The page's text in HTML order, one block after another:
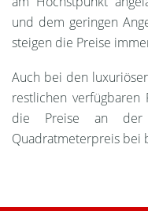
und dem geringen
steigen die Preise
Auch bei den
restlichen
die Preise an der
Quadratmeterpreis bei